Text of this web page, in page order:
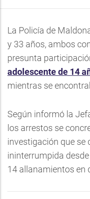
La Policía de
y 33 años, ambos
presunta
adolescente de 14
mientras se
Según informó la
los arrestos se
investigación que se
ininterrumpida
14 allanamientos en